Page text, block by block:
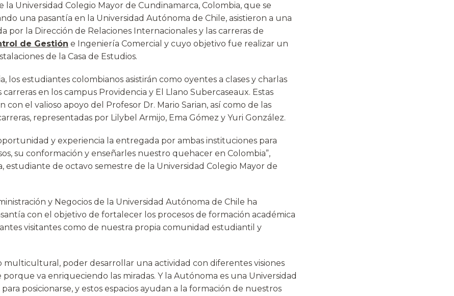
la Universidad Colegio Mayor de Cundinamarca, Colombia, que se
una pasantía en la Universidad Autónoma de Chile, asistieron a una
por la Dirección de Relaciones Internacionales y las carreras de
de Gestión e Ingeniería Comercial y cuyo objetivo fue realizar un
de la Casa de Estudios.
los estudiantes colombianos asistirán como oyentes a clases y charlas
carreras en los campus Providencia y El Llano Subercaseaux. Estas
con el valioso apoyo del Profesor Dr. Mario Sarian, así como de las
representadas por Lilybel Armijo, Ema Gómez y Yuri González.
y experiencia la entregada por ambas instituciones para
su conformación y enseñarles nuestro quehacer en Colombia”,
estudiante de octavo semestre de la Universidad Colegio Mayor de
y Negocios de la Universidad Autónoma de Chile ha
con el objetivo de fortalecer los procesos de formación académica
visitantes como de nuestra propia comunidad estudiantil y
multicultural, poder desarrollar una actividad con diferentes visiones
va enriqueciendo las miradas. Y la Autónoma es una Universidad
posicionarse, y estos espacios ayudan a la formación de nuestros